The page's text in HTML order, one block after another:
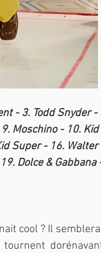
- 3. Todd Snyder
Moschino - 10.
Super - 16.
19. Dolce &
cool ? Il